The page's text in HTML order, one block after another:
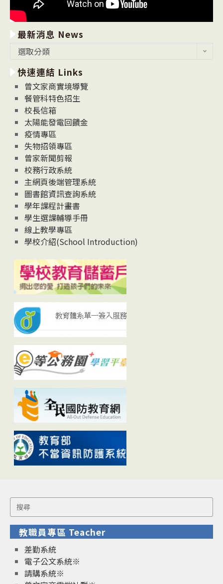
最新消息 News
消
息
News
選取分類
快速連結 Links
曾文家商實境導覽
餐管科特色招生
校長信箱
太陽能發電回饋金
疫情專區
失物招領專區
曾家新聞剪報
校務行政系統
主網頁後端管理系統
圖書館資訊查詢系統
學年課程計畫書
學生選課輔導手冊
線上教學專區
學校介紹(School Introduction)
Search
for:
教職員專區 Teacher
差勤系統
電子公文系統※
請購系統※